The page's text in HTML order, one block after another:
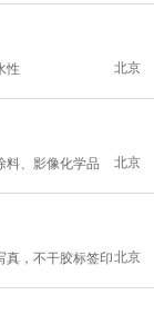
、6代、7代染料写真
户外喷绘精工510/10
、北极星1
北京
性
北京
料、影像化学品
北京
真，不干胶标签印